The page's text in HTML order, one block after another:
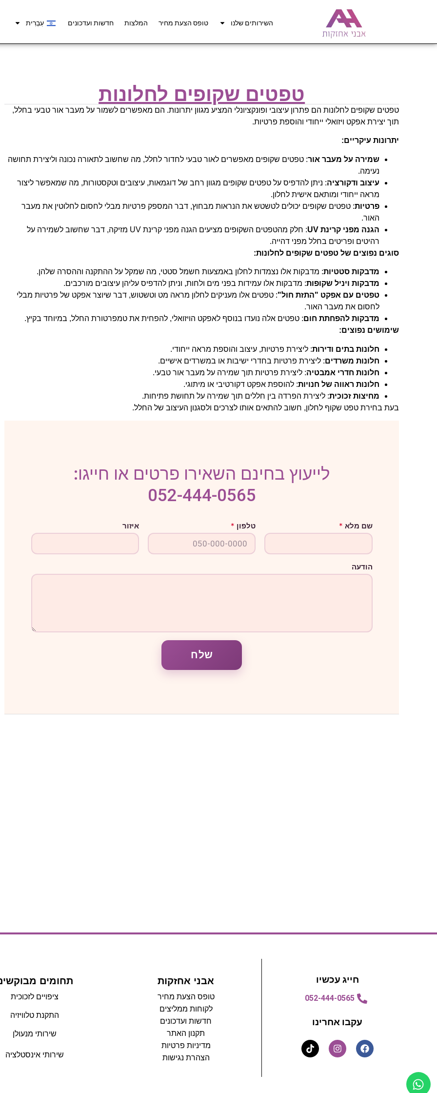
השירותים שלנו טופס הצעת מחיר המלצות חדשות ועדכונים עִבְרִית
טפטים שקופים לחלונות
טפטים שקופים לחלונות הם פתרון עיצובי ופונקציונלי המציע מגוון יתרונות. הם מאפשרים לשמור על מעבר אור טבעי בחלל,
תוך יצירת אפקט ויזואלי ייחודי והוספת פרטיות.
יתרונות עיקריים:
שמירה על מעבר אור: טפטים שקופים מאפשרים לאור טבעי לחדור לחלל, מה שחשוב לתאורה נכונה וליצירת תחושה
נעימה.
עיצוב ודקורציה: ניתן להדפיס על טפטים שקופים מגוון רחב של דוגמאות, עיצובים וטקסטורות, מה שמאפשר ליצור
מראה ייחודי ומותאם אישית לחלון.
פרטיות: טפטים שקופים יכולים לטשטש את הנראות מבחוץ, דבר המספק פרטיות מבלי לחסום לחלוטין את מעבר
האור.
הגנה מפני קרינת UV
: חלק מהטפטים השקופים מציעים הגנה מפני קרינת UV מזיקה, דבר שחשוב לשמירה על
רהיטים ופריטים בחלל מפני דהייה.
סוגים נפוצים של טפטים שקופים לחלונות:
מדבקות סטטיות: מדבקות אלו נצמדות לחלון באמצעות חשמל סטטי, מה שמקל על ההתקנה וההסרה שלהן.
מדבקות ויניל שקופות: מדבקות אלו עמידות בפני מים ולחות, וניתן להדפיס עליהן עיצובים מורכבים.
טפטים עם אפקט "התזת חול": טפטים אלו מעניקים לחלון מראה מט וטשטוש, דבר שיוצר אפקט של פרטיות מבלי
לחסום את מעבר האור.
מדבקות להפחתת חום: טפטים אלה נועדו בנוסף לאפקט הויזואלי, להפחית את טמפרטורת החלל, במיוחד בקיץ.
שימושים נפוצים:
חלונות בתים ודירות: ליצירת פרטיות, עיצוב והוספת מראה ייחודי.
חלונות משרדים: ליצירת פרטיות בחדרי ישיבות או במשרדים אישיים.
חלונות חדרי אמבטיה: ליצירת פרטיות תוך שמירה על מעבר אור טבעי.
חלונות ראווה של חנויות: להוספת אפקט דקורטיבי או מיתוגי.
מחיצות זכוכית: ליצירת הפרדה בין חללים תוך שמירה על תחושת פתיחות.
בעת בחירת טפט שקוף לחלון, חשוב להתאים אותו לצרכים ולסגנון העיצוב של החלל.
לייעוץ בחינם השאירו פרטים או חייגו:
052-444-0565
שם מלא * טלפון * א
י
ר
ל
פ
ה
איזור
הודעה
שלח
חייג עכשיו
052-444-0565
עקבו אחרינו
אבני אחזקות
טופס הצעת מחיר
לקוחות ממליצים
חדשות ועדכונים
תקנון האתר
מדיניות פרטיות
הצהרת נגישות
תחומים
ציפויים לזכוכית
התקנת טלוויזיה
שירותי מנעולן
שירותי אינסטלציה